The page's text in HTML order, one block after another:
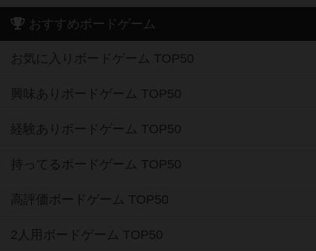
おすすめボードゲーム
お気に入りボードゲーム TOP50
興味ありボードゲーム TOP50
経験ありボードゲーム TOP50
持ってるボードゲーム TOP50
高評価ボードゲーム TOP50
2人用ボードゲーム TOP50